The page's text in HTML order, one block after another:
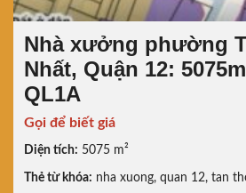
Nhà xưởng phường
Nhất, Quận 12:
QL1A
Gọi để biết giá
Diện tích: 5075 m²
Thẻ từ khóa: nha xuong, quan 12, tan